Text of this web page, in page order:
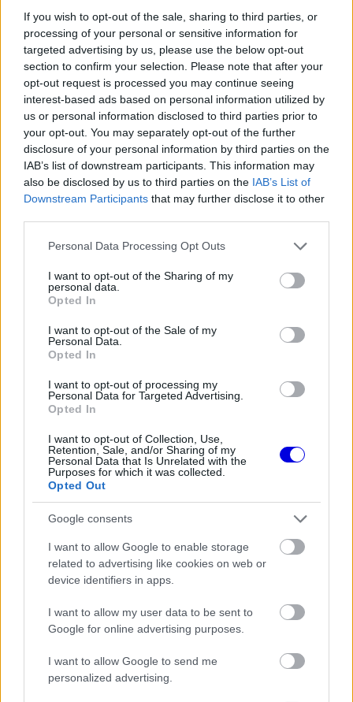
If you wish to opt-out of the sale, sharing to third parties, or
processing of your personal or sensitive information for
targeted advertising by us, please use the below opt-out
section to confirm your selection. Please note that after your
opt-out request is processed you may continue seeing
interest-based ads based on personal information utilized by
us or personal information disclosed to third parties prior to
your opt-out. You may separately opt-out of the further
disclosure of your personal information by third parties on the
IAB’s list of downstream participants. This information may
also be disclosed by us to third parties on the IAB’s List of
Downstream Participants that may further disclose it to other
Please note that this website/app uses one or more Google
not limited to your visit or usage behaviour. You may click to
grant or deny consent to Google and its third-party tags to
use your data for below specified purposes in below Google
consent section.
Personal Data Processing Opt Outs
I want to opt-out of the Sharing of my
personal data.
Opted In
I want to opt-out of the Sale of my
Personal Data.
Opted In
I want to opt-out of processing my
Personal Data for Targeted Advertising.
Opted In
I want to opt-out of Collection, Use,
Retention, Sale, and/or Sharing of my
Personal Data that Is Unrelated with the
Purposes for which it was collected.
Opted Out
Google consents
I want to allow Google to enable storage
related to advertising like cookies on web or
device identifiers in apps.
I want to allow my user data to be sent to
Google for online advertising purposes.
I want to allow Google to send me
personalized advertising.
felelt: „Nem, mármint a csapatnak egy kis
pénzébe került, amiért kár.”
Video
is
This
is
a
modal
window.
The media could not be loaded, either because
the server or network failed or because the format
is not supported.
Ennél azonban sokkal nagyobb problémát
2024-es érzést a megterhelő utcai pályán.
„Egyszerűen nehéz nap volt ez számomra.
Egyelőre nem a legjobb az autóm, és hiányzik a
tavalyi érzés. Sok munka vár ránk. Ez szimplán
egy rossz nap volt. Oscar viszont gyors. Nincs
mire panaszkodnom azt leszámítva, hogy nem
végeztem túl jó munkát.”
EZEKET IS AJÁNLJUK
FORMA-1
trükkjén és elárulta a távozási
pletykák valódi okát
FORMA-1